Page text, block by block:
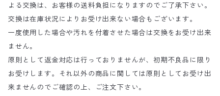
よる交換は、お客様の送料負担になりますのでご了承下さい。
交換は在庫状況によりお受け出来ない場合もございます。
一度使用した場合や汚れを付着させた場合は交換をお受け出来
ません。
原則として返金対応は行っておりませんが、初期不良品に限り
お受けします。それ以外の商品に関しては原則としてお受け出
来ませんのでご確認の上、ご注文下さい。